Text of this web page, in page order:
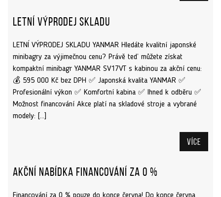
Letní výprodej skladu
LETNÍ VÝPRODEJ SKLADU YANMAR Hledáte kvalitní japonské
minibagry za výjimečnou cenu? Právě teď můžete získat
kompaktní minibagr YANMAR SV17VT s kabinou za akční cenu:
💰 595 000 Kč bez DPH ✅ Japonská kvalita YANMAR ✅
Profesionální výkon ✅ Komfortní kabina ✅ Ihned k odběru ✅
Možnost financování Akce platí na skladové stroje a vybrané
modely: […]
Více
Akční nabídka financování za 0 %